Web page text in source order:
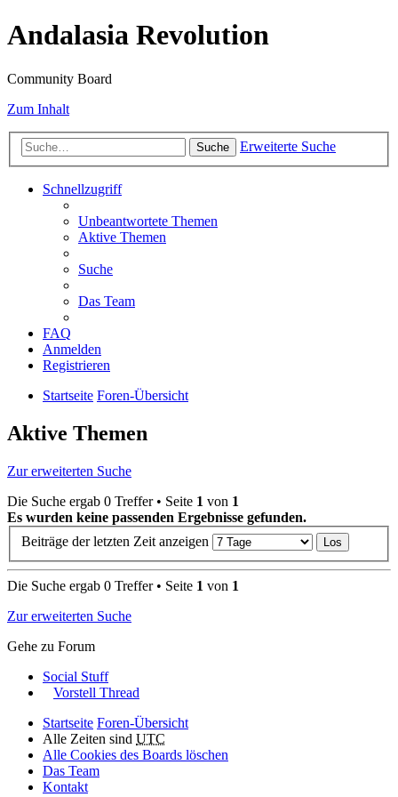
Andalasia Revolution
Community Board
Zum Inhalt
Suche Erweiterte Suche
Schnellzugriff
Unbeantwortete Themen
Aktive Themen
Suche
Das Team
FAQ
Anmelden
Registrieren
Startseite Foren-Übersicht
Aktive Themen
Zur erweiterten Suche
Die Suche ergab 0 Treffer • Seite 1 von 1
Es wurden keine passenden Ergebnisse gefunden.
Beiträge der letzten Zeit anzeigen
Die Suche ergab 0 Treffer • Seite 1 von 1
Zur erweiterten Suche
Gehe zu Forum
Social Stuff
Vorstell Thread
Startseite Foren-Übersicht
Alle Zeiten sind UTC
Alle Cookies des Boards löschen
Das Team
Kontakt